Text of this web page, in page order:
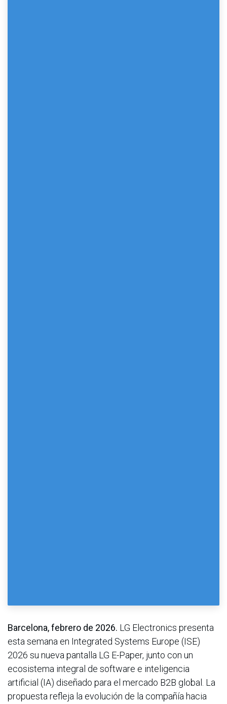
Barcelona, febrero de 2026. LG Electronics presenta
esta semana en Integrated Systems Europe (ISE)
2026 su nueva pantalla LG E-Paper, junto con un
ecosistema integral de software e inteligencia
artificial (IA) diseñado para el mercado B2B global. La
propuesta refleja la evolución de la compañía hacia